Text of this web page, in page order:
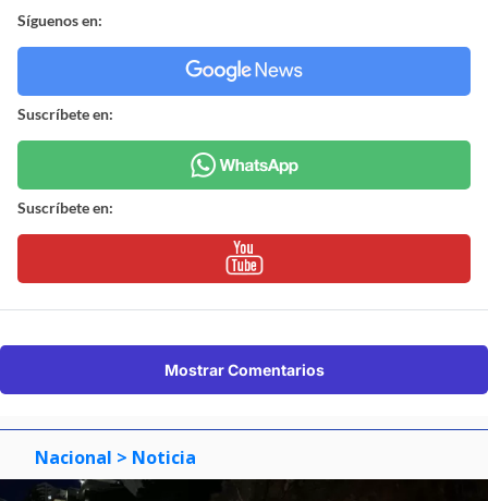
Síguenos en:
Suscríbete en:
Suscríbete en:
Mostrar Comentarios
Nacional > Noticia